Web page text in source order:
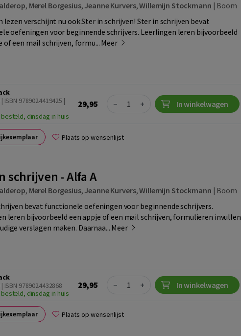
, Merel Borgesius, Jeanne Kurvers,Willemijn Stockmann | Boom
lezen verschijnt nu ook Ster in schrijven! Ster in schrijven bevat
oefeningen voor beginnende schrijvers. Leerlingen leren bijvoorbeeld
of een mail schrijven, formu... Meer
ISBN 9789024419425 |
besteld, dinsdag in huis
29,95 Quantity
− + In winkelwagen
Plaats op wensenlijst
schrijven - Alfa A
, Merel Borgesius, Jeanne Kurvers,Willemijn Stockmann | Boom
bevat functionele oefeningen voor beginnende schrijvers.
leren bijvoorbeeld een appje of een mail schrijven, formulieren invullen
verslagen maken. Daarnaa... Meer
ISBN 9789024432868
besteld, dinsdag in huis
29,95 Quantity
− + In winkelwagen
Plaats op wensenlijst